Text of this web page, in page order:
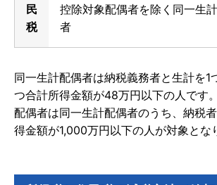
民
税
控除対象配偶者を除く同一生
者
同一生計配偶者は納税義務者と生計を1
つ合計所得金額が48万円以下の人です
配偶者は同一生計配偶者のうち、納税
得金額が1,000万円以下の人が対象とな